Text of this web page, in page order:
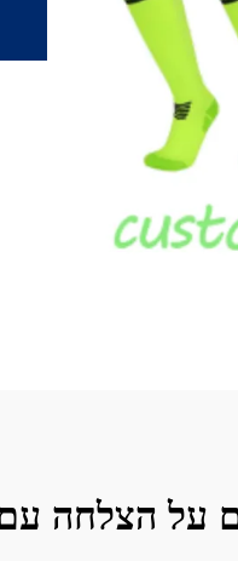
על הצלחה עם